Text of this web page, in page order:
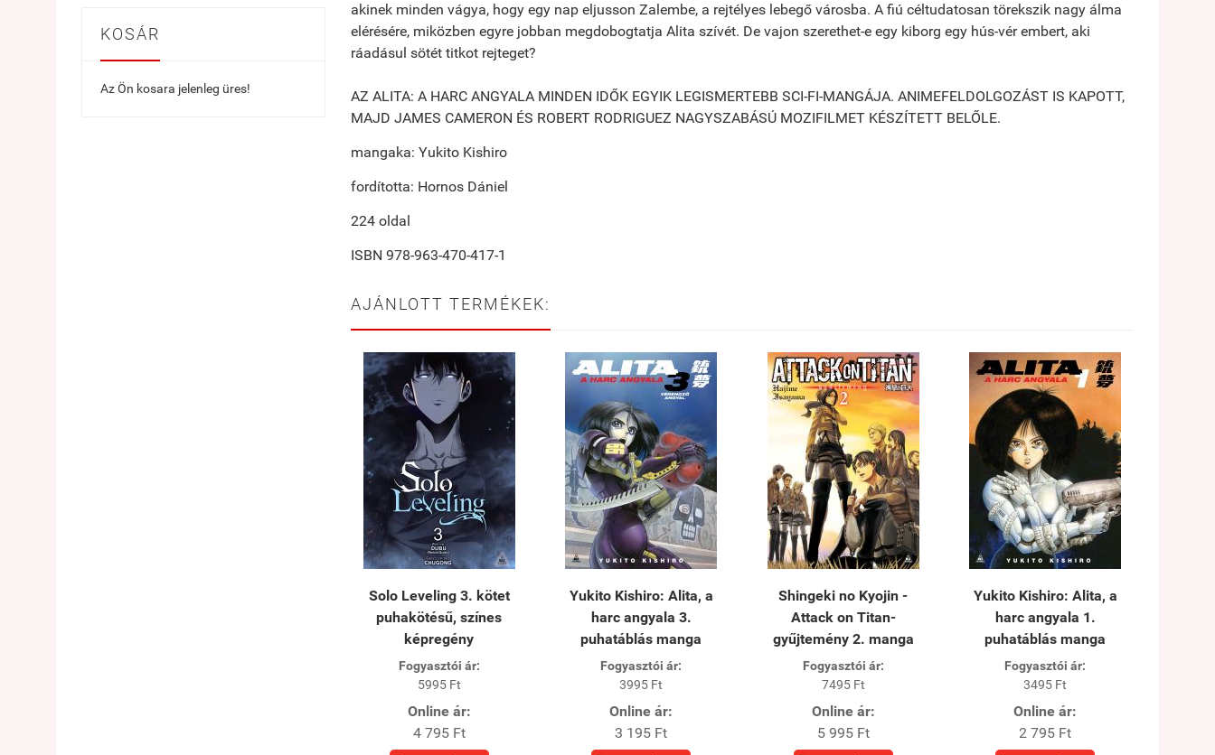
KOSÁR
Az Ön kosara jelenleg üres!
akinek minden vágya, hogy egy nap eljusson Zalembe, a rejtélyes lebegő városba. A fiú céltudatosan törekszik nagy álma
elérésére, miközben egyre jobban megdobogtatja Alita szívét. De vajon szerethet-e egy kiborg egy hús-vér embert, aki
ráadásul sötét titkot rejteget?
AZ ALITA: A HARC ANGYALA MINDEN IDŐK EGYIK LEGISMERTEBB SCI-FI-MANGÁJA. ANIMEFELDOLGOZÁST IS KAPOTT,
MAJD JAMES CAMERON ÉS ROBERT RODRIGUEZ NAGYSZABÁSÚ MOZIFILMET KÉSZÍTETT BELŐLE.
mangaka: Yukito Kishiro
fordította: Hornos Dániel
224 oldal
ISBN 978-963-470-417-1
AJÁNLOTT TERMÉKEK:
Solo Leveling 3. kötet
puhakötésű, színes
képregény
Fogyasztói ár:
5995 Ft
Online ár:
4 795 Ft
Yukito Kishiro: Alita, a
harc angyala 3.
puhatáblás manga
Fogyasztói ár:
3995 Ft
Online ár:
3 195 Ft
Shingeki no Kyojin -
Attack on Titan-
gyűjtemény 2. manga
Fogyasztói ár:
7495 Ft
Online ár:
5 995 Ft
Yukito Kishiro: Alita, a
harc angyala 1.
puhatáblás manga
Fogyasztói ár:
3495 Ft
Online ár:
2 795 Ft